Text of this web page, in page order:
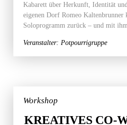
Kabarett über Herkunft, Identität
eigenen Dorf Romeo Kaltenbrunner
Soloprogramm zurück – und mit
Veranstalter: Potpourrigruppe
Workshop
KREATIVES CO-